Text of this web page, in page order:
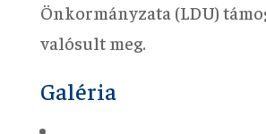
Önkormányzata (LDU)
valósult meg.
Galéria